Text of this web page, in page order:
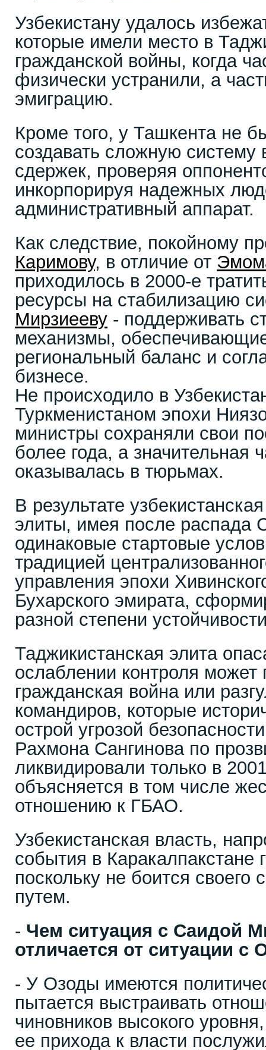
Узбекистану удалось
которые имели место в
гражданской войны, когда
физически устранили, а
эмиграцию.
Кроме того, у Ташкента не
создавать сложную систему
сдержек, проверяя
инкорпорируя надежных
административный аппарат.
Как следствие, покойному
Каримову, в отличие от
приходилось в 2000-е
ресурсы на стабилизацию
Мирзиееву - поддерживать
механизмы,
региональный баланс и
бизнесе.
Не происходило в
Туркменистаном эпохи
министры сохраняли свои
более года, а значительная
оказывалась в тюрьмах.
В результате
элиты, имея после распада
одинаковые стартовые
традицией
управления эпохи
Бухарского эмирата,
разной степени
Таджикистанская элита
ослаблении контроля может
гражданская война или
командиров, которые
острой угрозой
Рахмона Сангинова по
ликвидировали только в
объясняется в том числе
отношению к ГБАО.
Узбекистанская власть,
события в Каракалпакстане
поскольку не боится
путем.
- Чем ситуация с Саидой
отличается от ситуации с
- У Озоды имеются
пытается выстраивать
чиновников высокого
ее прихода к власти